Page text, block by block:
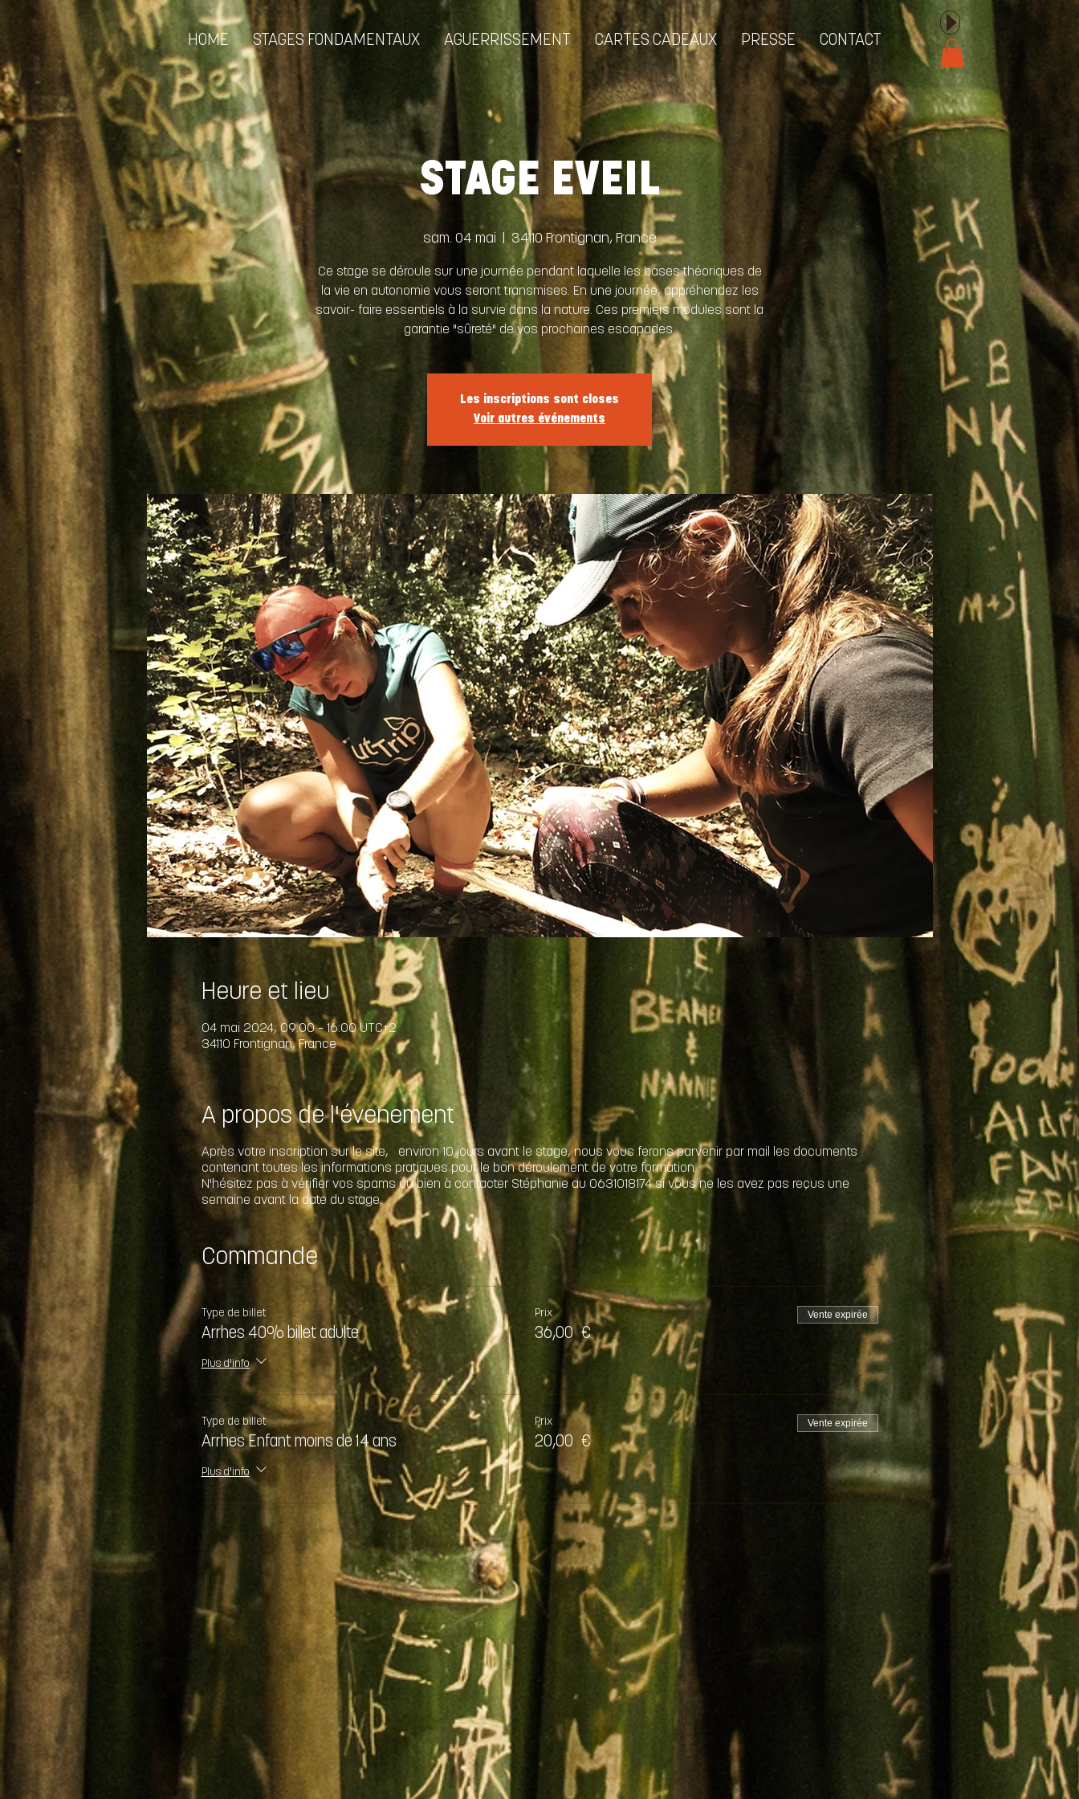
HOME STAGES FONDAMENTAUX AGUERRISSEMENT CARTES CADEAUX PRESSE CONTACT
STAGE EVEIL
sam. 04 mai
  |
34110 Frontignan, France
Ce stage se déroule sur une journée pendant laquelle les bases théoriques de
la vie en autonomie vous seront transmises. En une journée, appréhendez les
savoir- faire essentiels à la survie dans la nature. Ces premiers modules sont la
garantie "sûreté" de vos prochaines escapades.
Les inscriptions sont closes
Voir autres événements
Heure et lieu
04 mai 2024, 09:00 – 16:00 UTC+2
34110 Frontignan, France
A propos de l'évenement
Après votre inscription sur le site, environ 10 jours avant le stage, nous vous ferons parvenir par mail les documents
contenant toutes les informations pratiques pour le bon déroulement de votre formation.
N'hésitez pas à vérifier vos spams ou bien à contacter Stéphanie au 0631018174 si vous ne les avez pas reçus une
semaine avant la date du stage.
Commande
Type de billet
Arrhes 40% billet adulte
Plus d'info
Prix
36,00 €
Vente expirée
Type de billet
Arrhes Enfant moins de 14 ans
Plus d'info
Prix
20,00 €
Vente expirée